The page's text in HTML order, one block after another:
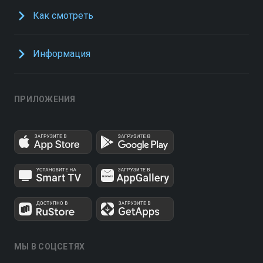
Как смотреть
Информация
ПРИЛОЖЕНИЯ
МЫ В СОЦСЕТЯХ